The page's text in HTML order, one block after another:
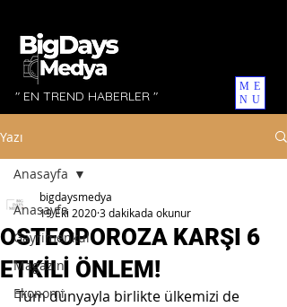
ME
NU
" EN TREND HABERLER "
Yazı
Anasayfa
Gayrimenkul
Magazin
Ekonomi
Anasayfa
OSTEOPOROZA KARŞI 6
ETKİLİ ÖNLEM!
bigdaysmedya
19 Eki 20203 dakikada okunur
Tüm dünyayla birlikte ülkemizi de